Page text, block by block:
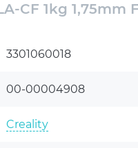
wytrzymałość i
wykorzystywane w
i lekkość, dzięki
CF 1kg 1,75mm
3301060018
00-00004908
Creality